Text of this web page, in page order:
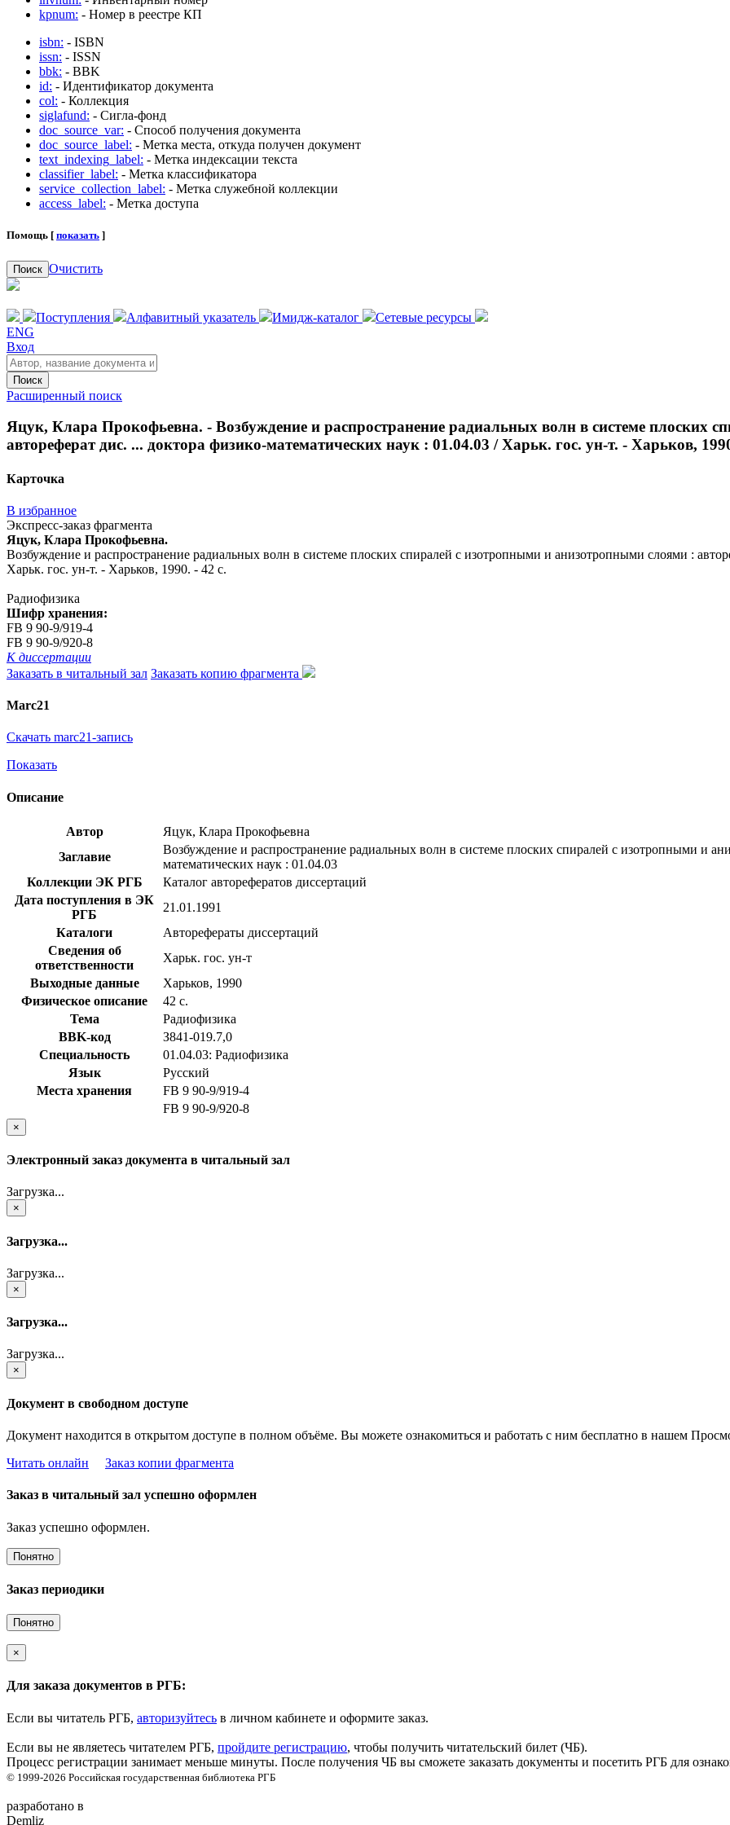
kpnum: - Номер в реестре КП
isbn: - ISBN
issn: - ISSN
bbk: - BBK
id: - Идентификатор документа
col: - Коллекция
siglafund: - Сигла-фонд
doc_source_var: - Способ получения документа
doc_source_label: - Метка места, откуда получен документ
text_indexing_label: - Метка индексации текста
classifier_label: - Метка классификатора
service_collection_label: - Метка служебной коллекции
access_label: - Метка доступа
Помощь [ показать ]
Поиск Очистить
Поступления Алфавитный указатель Имидж-каталог
Сетевые ресурсы
ENG
Вход
Поиск
Расширенный поиск
Яцук, Клара Прокофьевна. - Возбуждение и распространение радиальных волн в системе плоских
автореферат дис. ... доктора физико-математических наук : 01.04.03 / Харьк. гос. ун-т. - Харьков,
Карточка
В избранное
Экспресс-заказ фрагмента
Яцук, Клара Прокофьевна.
Возбуждение и распространение радиальных волн в системе плоских спиралей с изотропными и анизотропными слоями :
Харьк. гос. ун-т. - Харьков, 1990. - 42 с.
Радиофизика
Шифр хранения:
FB 9 90-9/919-4
FB 9 90-9/920-8
К диссертации
Заказать в читальный зал Заказать копию фрагмента
Marc21
Скачать marc21-запись
Показать
Описание
Автор
Яцук, Клара Прокофьевна
Заглавие
Возбуждение и распространение радиальных волн в системе плоских спиралей с изотропными и
математических наук : 01.04.03
Коллекции ЭК РГБ
Каталог авторефератов диссертаций
Дата поступления в ЭК
РГБ
21.01.1991
Каталоги
Авторефераты диссертаций
Сведения об
ответственности
Харьк. гос. ун-т
Выходные данные
Харьков, 1990
Физическое описание
42 с.
Тема
Радиофизика
BBK-код
З841-019.7,0
Специальность
01.04.03: Радиофизика
Язык
Русский
Места хранения
FB 9 90-9/919-4
FB 9 90-9/920-8
×
Электронный заказ документа в читальный зал
Загрузка...
×
Загрузка...
Загрузка...
×
Загрузка...
Загрузка...
×
Документ в свободном доступе
Документ находится в открытом доступе в полном объёме. Вы можете ознакомиться и работать с ним бесплатно в нашем
Читать онлайн
Заказ копии фрагмента
Заказ в читальный зал успешно оформлен
Заказ успешно оформлен.
Понятно
Заказ периодики
Понятно
×
Для заказа документов в РГБ:
Если вы читатель РГБ, авторизуйтесь в личном кабинете и оформите заказ.
Если вы не являетесь читателем РГБ, пройдите регистрацию, чтобы получить читательский билет (ЧБ).
Процесс регистрации занимает меньше минуты. После получения ЧБ вы сможете заказать документы и посетить РГБ для
© 1999-2026 Российская государственная библиотека РГБ
разработано в
Demliz